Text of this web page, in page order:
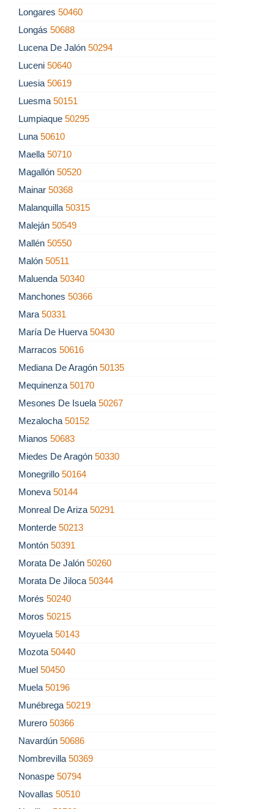
Longares 50460
Longás 50688
Lucena De Jalón 50294
Luceni 50640
Luesia 50619
Luesma 50151
Lumpiaque 50295
Luna 50610
Maella 50710
Magallón 50520
Mainar 50368
Malanquilla 50315
Maleján 50549
Mallén 50550
Malón 50511
Maluenda 50340
Manchones 50366
Mara 50331
María De Huerva 50430
Marracos 50616
Mediana De Aragón 50135
Mequinenza 50170
Mesones De Isuela 50267
Mezalocha 50152
Mianos 50683
Miedes De Aragón 50330
Monegrillo 50164
Moneva 50144
Monreal De Ariza 50291
Monterde 50213
Montón 50391
Morata De Jalón 50260
Morata De Jiloca 50344
Morés 50240
Moros 50215
Moyuela 50143
Mozota 50440
Muel 50450
Muela 50196
Munébrega 50219
Murero 50366
Navardún 50686
Nombrevilla 50369
Nonaspe 50794
Novallas 50510